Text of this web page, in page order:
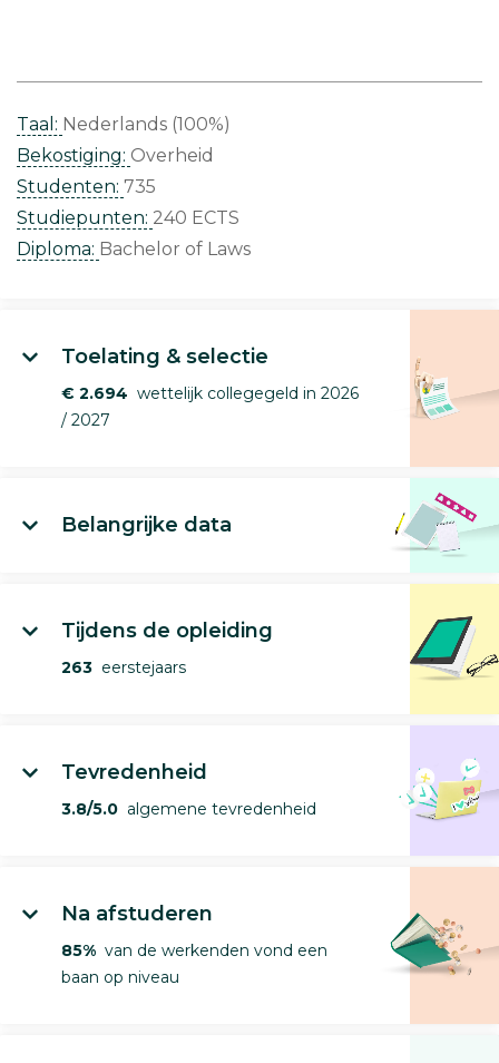
Taal: Nederlands (100%)
Bekostiging: Overheid
Studenten: 735
Studiepunten: 240 ECTS
Diploma: Bachelor of Laws
Toelating & selectie
€ 2.694 wettelijk collegegeld in 2026
/ 2027
Belangrijke data
Tijdens de opleiding
263 eerstejaars
Tevredenheid
3.8/5.0 algemene tevredenheid
Na afstuderen
85% van de werkenden vond een
baan op niveau